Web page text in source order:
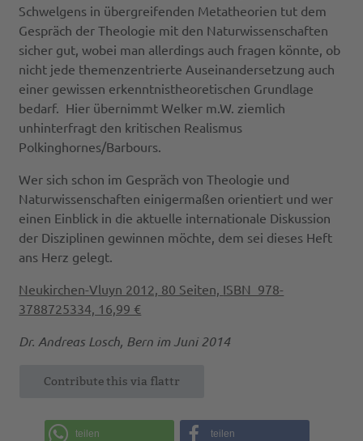
Schwelgens in übergreifenden Metatheorien tut dem
Gespräch der Theologie mit den Naturwissenschaften
sicher gut, wobei man allerdings auch fragen könnte, ob
nicht jede themenzentrierte Auseinandersetzung auch
einer gewissen erkenntnistheoretischen Grundlage
bedarf. Hier übernimmt Welker m.W. ziemlich
unhinterfragt den kritischen Realismus
Polkinghornes/Barbours.
Wer sich schon im Gespräch von Theologie und
Naturwissenschaften einigermaßen orientiert und wer
einen Einblick in die aktuelle internationale Diskussion
der Disziplinen gewinnen möchte, dem sei dieses Heft
ans Herz gelegt.
Neukirchen-Vluyn 2012, 80 Seiten, ISBN 978-
3788725334, 16,99 €
Dr. Andreas Losch, Bern im Juni 2014
Contribute this via flattr
teilen teilen